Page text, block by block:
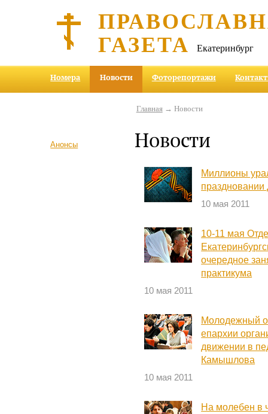
ГАЗЕТА Екатеринбург
Номера Новости Фоторепортажи
Анонсы
Главная→ Новости
Новости
Миллионы
10 мая 2011
10-11 мая
очередное
практикума
10 мая 2011
Молодежный
епархии
движении в
Камышлова
10 мая 2011
На молебен в